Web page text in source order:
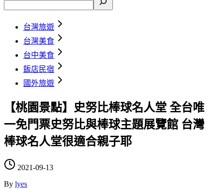
台灣旅遊
台灣美食
台中美食
飯店民宿
國外旅遊
【桃園景點】史努比棒球名人堂 全台唯
一免門票史努比與棒球主題展覽館 台灣
棒球名人堂很適合親子耶
2021-09-13
By lyes